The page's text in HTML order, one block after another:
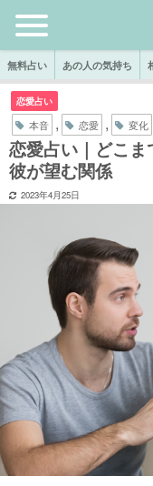
無料占い あの人の気持ち
恋愛占い
本音 , 恋愛 , 変化
恋愛占い｜どこま
彼が望む関係
2023年4月25日